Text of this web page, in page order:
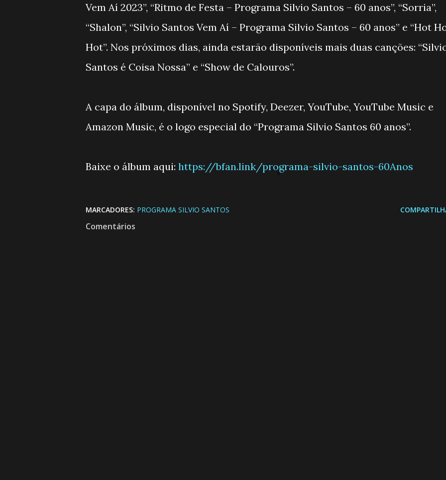
Vem Aí 2023”, “Ritmo de Festa – Programa Silvio Santos – 60 anos”, “Sorria”,
“Shalon”, “Silvio Santos Vem Aí – Programa Silvio Santos – 60 anos” e “Hot
Hot”. Nos próximos dias, ainda estarão disponíveis mais duas canções:
Santos é Coisa Nossa” e “Show de Calouros”.
A capa do álbum, disponível no Spotify, Deezer, YouTube, YouTube Music e
Amazon Music, é o logo especial do “Programa Silvio Santos 60 anos”.
Baixe o álbum aqui: https://bfan.link/programa-silvio-santos-60Anos
MARCADORES: PROGRAMA SILVIO SANTOS
Comentários